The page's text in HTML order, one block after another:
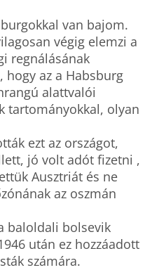
van bajom.
végig elemzi a
regnálásának
az a Habsburg
alattvalói
tartományokkal, olyan
ezt az országot,
jó volt adót fizetni ,
Ausztriát és ne
az oszmán
baloldali bolsevik
után ez hozzáadott
számára.